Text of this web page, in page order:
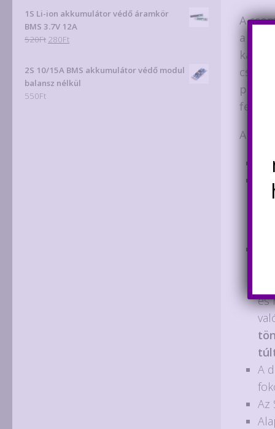
A
a tűk
A
és
A
Az
1S Li-ion akkumulátor védő áramkör
BMS 3.7V 12A
520Ft Original
520Ft.
280FtCurrent
280Ft.
2S 10/15A BMS akkumulátor védő modul
balansz nélkül
550Ft